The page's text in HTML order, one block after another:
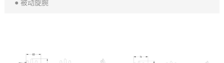
● 被动旋腕